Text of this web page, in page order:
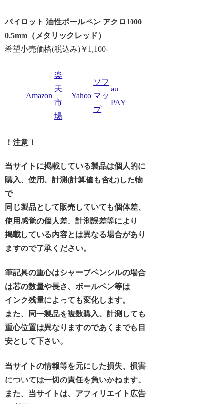
パイロット 油性ボールペン アクロ1000
0.5mm（メタリックレッド）
希望小売価格(税込み)￥1,100-
Amazon
楽
天
市
場
Yahoo
ソフ
マッ
プ
au
PAY
！注意！
当サイトに掲載している製品は個人的に
購入、使用、計測(計算値も含む)した物
で
同じ製品として販売していても個体差、
使用感覚の個人差、計測誤差等により
掲載している内容とは異なる場合があり
ますので了承ください。
筆記具の重心はシャープペンシルの場合
は芯の数量や長さ、ボールペン等は
インク残量によっても変化します。
また、同一製品を複数購入、計測しても
重心位置は異なりますのであくまでも目
安として下さい。
当サイトの情報等を元にした損失、損害
については一切の責任を負いかねます。
また、当サイトは、アフィリエイト広告